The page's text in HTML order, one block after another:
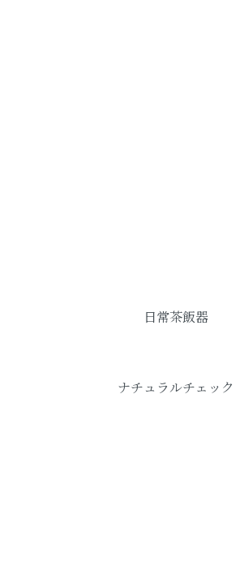
日常茶飯器
ナチュラルチェック